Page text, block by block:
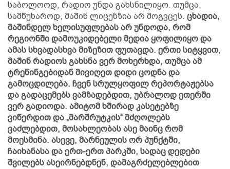
საბოლოოდ, რადიო უნდა გახსნილიყო. თუმცა,
სამწუხაროდ, მაშინ ლიცენზია არ მოგვცეს. ცხადია,
მაშინდელ ხელისუფლებას არ უნდოდა, რომ
რეგიონში დამოუკიდებელი მედია ყოფილიყო და
ამას სხვადასხვა მიზეზით ფუთავდა. ერთი სიტყვით,
მაშინ რადიოს გახსნა ვერ მოხერხდა, თუმცა ამ
ტრენინგებიდან მივიღეთ დიდი ცოდნა და
გამოცდილება. ჩვენ სრულყოფილ რეპორტაჟებსა
და გადაცემებს ვამზადებდით, უბრალოდ ეთერში
ვერ გადიოდა. ამიტომ ხშირად კასეტებზე
ვიწერდით და „მარშრუტკის“ მძღოლებს
ვაძლებდით, მოსახლეობას ასე მაინც რომ
მოესმინა. ასევე, მარნეულის ორ პუნქტში,
ჩაიხანასა და ერთ-ერთ პარკში, სადაც დედები
შვილებს ასეირნებდნენ, დამაგრძელებლებით